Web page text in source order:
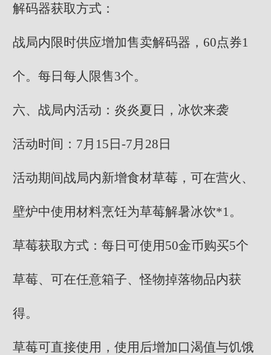
解码器获取方式：
战局内限时供应增加售卖解码器，60点券1
个。每日每人限售3个。
六、战局内活动：炎炎夏日，冰饮来袭
活动时间：7月15日-7月28日
活动期间战局内新增食材草莓，可在营火、
壁炉中使用材料烹饪为草莓解暑冰饮*1。
草莓获取方式：每日可使用50金币购买5个
草莓、可在任意箱子、怪物掉落物品内获
得。
草莓可直接使用，使用后增加口渴值与饥饿